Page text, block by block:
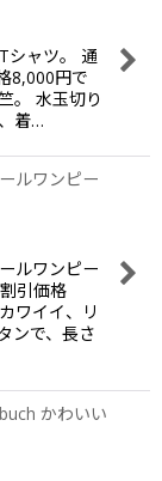
ャツ。 通
8,000円で
。 水玉切り
着…
ルワンピー
ルワンピー
引価格
ワイイ、リ
ンで、長さ
かわいい